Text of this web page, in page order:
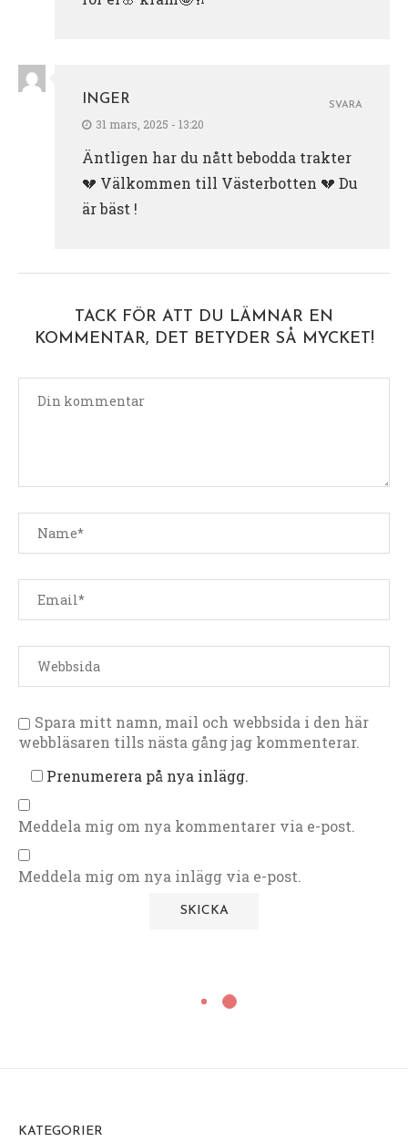
INGER
31 mars, 2025 - 13:20
Äntligen har du nått bebodda trakter
💔 Välkommen till Västerbotten 💔 Du
är bäst !
SVARA
TACK FÖR ATT DU LÄMNAR EN
KOMMENTAR, DET BETYDER SÅ MYCKET!
Spara mitt namn, mail och webbsida i den här
webbläsaren tills nästa gång jag kommenterar.
Prenumerera på nya inlägg.
Meddela mig om nya kommentarer via e-post.
Meddela mig om nya inlägg via e-post.
KATEGORIER